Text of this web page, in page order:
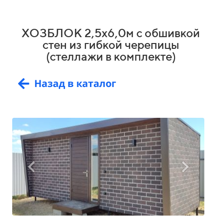
ХОЗБЛОК 2,5х6,0м с обшивкой
стен из гибкой черепицы
(стеллажи в комплекте)
Назад в каталог